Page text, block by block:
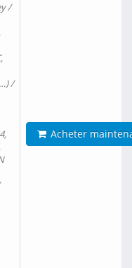
/
/
Acheter